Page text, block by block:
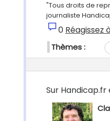
"Tous droits de
journaliste
0 Réagissez
Thèmes :
Sur Handicap.fr